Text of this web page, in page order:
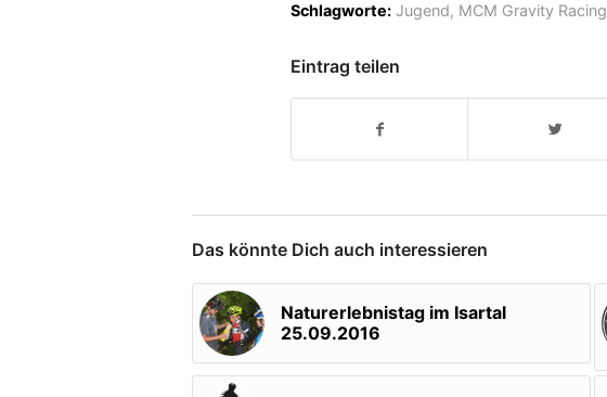
Schlagworte: Jugend, MCM Gravity Racing
Eintrag teilen
Das könnte Dich auch interessieren
Naturerlebnistag im Isartal
25.09.2016